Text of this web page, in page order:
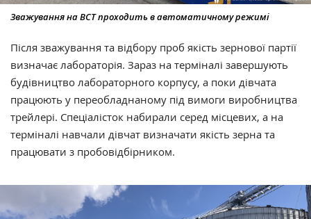
Зважування на ВСТ проходить в автоматичному режимі
Після зважування та відбору проб якість зернової партії
визначає лабораторія. Зараз на терміналі завершують
будівництво лабораторного корпусу, а поки дівчата
працюють у переобладнаному під вимоги виробництва
трейлері. Спеціалісток набирали серед місцевих, а на
терміналі навчали дівчат визначати якість зерна та
працювати з пробовідбірником.